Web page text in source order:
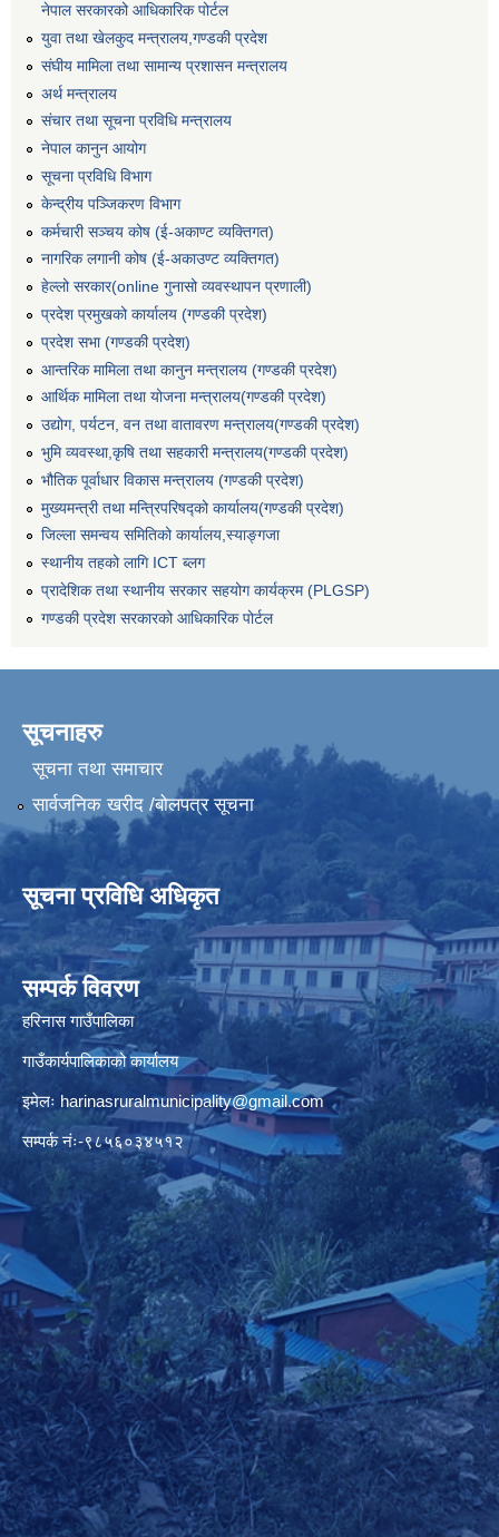
नेपाल सरकारको आधिकारिक पोर्टल
युवा तथा खेलकुद मन्त्रालय,गण्डकी प्रदेश
संघीय मामिला तथा सामान्य प्रशासन मन्त्रालय
अर्थ मन्त्रालय
संचार तथा सूचना प्रविधि मन्त्रालय
नेपाल कानुन आयोग
सूचना प्रविधि विभाग
केन्द्रीय पञ्जिकरण विभाग
कर्मचारी सञ्‍चय कोष (ई‍-अकाण्ट व्यक्तिगत)
नागरिक लगानी कोष (ई-अकाउण्ट व्यक्तिगत)
हेल्लो सरकार(online गुनासो व्यवस्थापन प्रणाली)
प्रदेश प्रमुखको कार्यालय (गण्डकी प्रदेश)
प्रदेश सभा (गण्डकी प्रदेश)
आन्तरिक मामिला तथा कानुन मन्त्रालय (गण्डकी प्रदेश)
आर्थिक मामिला तथा योजना मन्त्रालय(गण्डकी प्रदेश)
उद्योग, पर्यटन, वन तथा वातावरण मन्त्रालय(गण्डकी प्रदेश)
भुमि व्यवस्था,कृषि तथा सहकारी मन्त्रालय(गण्डकी प्रदेश)
भौतिक पूर्वाधार विकास मन्त्रालय (गण्डकी प्रदेश)
मुख्यमन्त्री तथा मन्त्रिपरिषद्को कार्यालय(गण्डकी प्रदेश)
जिल्ला समन्वय समितिको कार्यालय,स्याङ्गजा
स्थानीय तहको लागि ICT ब्लग
प्रादेशिक तथा स्थानीय सरकार सहयोग कार्यक्रम (PLGSP)
गण्डकी प्रदेश सरकारको आधिकारिक पोर्टल
सूचनाहरु
सूचना तथा समाचार
सार्वजनिक खरीद /बोलपत्र सूचना
सूचना प्रविधि अधिकृत
सम्पर्क विवरण
हरिनास गाउँपालिका
गाउँकार्यपालिकाको कार्यालय
इमेलः harinasruralmunicipality@gmail.com
सम्पर्क नंः-९८५६०३४५१२